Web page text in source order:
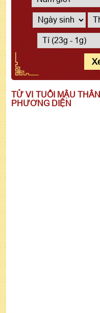
TỬ VI TUỔI MẬU
PHƯƠNG DIỆN